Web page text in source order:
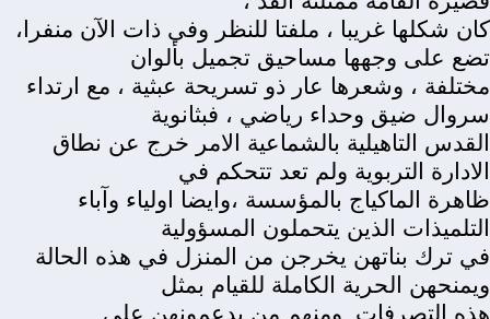
كان شكلها غريبا ، ملفتا للنظر وفي ذات الآن منفرا،
تضع على وجهها مساحيق تجميل بألوان
مختلفة ، وشعرها عار ذو تسريحة عبثية ، مع ارتداء
سروال ضيق وحداء رياضي ، فبثانوية
القدس التاهيلية بالشماعية الامر خرج عن نطاق
الادارة التربوية ولم تعد تتحكم في
ظاهرة الماكياج بالمؤسسة ،وايضا اولياء وآباء
التلميذات الذين يتحملون المسؤولية
في ترك بناتهن يخرجن من المنزل في هذه الحالة
ويمنحهن الحرية الكاملة للقيام بمثل
هذه التصرفات ومنهم من يدعمونهن على